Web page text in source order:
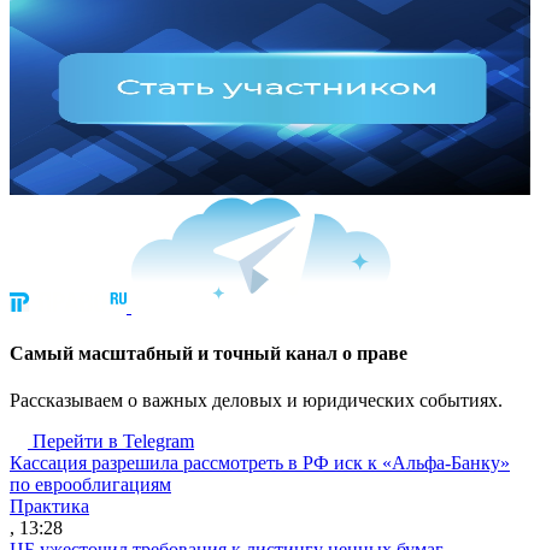
Cамый масштабный и точный канал о праве
Рассказываем о важных деловых и юридических событиях.
Перейти в Telegram
Кассация разрешила рассмотреть в РФ иск к «Альфа-Банку»
по еврооблигациям
Практика
, 13:28